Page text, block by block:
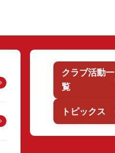
クラブ活動一
覧
トピックス